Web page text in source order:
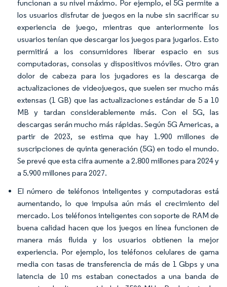
funcionan a su nivel máximo. Por ejemplo, el 5G permite a
los usuarios disfrutar de juegos en la nube sin sacrificar su
experiencia de juego, mientras que anteriormente los
usuarios tenían que descargar los juegos para jugarlos. Esto
permitirá a los consumidores liberar espacio en sus
computadoras, consolas y dispositivos móviles. Otro gran
dolor de cabeza para los jugadores es la descarga de
actualizaciones de videojuegos, que suelen ser mucho más
extensas (1 GB) que las actualizaciones estándar de 5 a 10
MB y tardan considerablemente más. Con el 5G, las
descargas serán mucho más rápidas. Según 5G Americas, a
partir de 2023, se estima que hay 1.900 millones de
suscripciones de quinta generación (5G) en todo el mundo.
Se prevé que esta cifra aumente a 2.800 millones para 2024 y
a 5.900 millones para 2027.
El número de teléfonos inteligentes y computadoras está
aumentando, lo que impulsa aún más el crecimiento del
mercado. Los teléfonos inteligentes con soporte de RAM de
buena calidad hacen que los juegos en línea funcionen de
manera más fluida y los usuarios obtienen la mejor
experiencia. Por ejemplo, los teléfonos celulares de gama
media con tasas de transferencia de más de 1 Gbps y una
latencia de 10 ms estaban conectados a una banda de